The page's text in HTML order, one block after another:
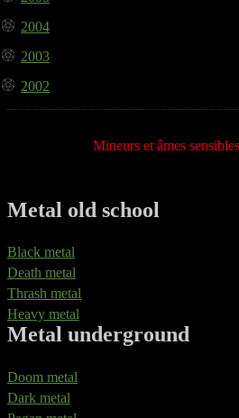
2004
2003
2002
Mineurs et âmes
Metal old school
Black metal
Death metal
Thrash metal
Heavy metal
Metal underground
Doom metal
Dark metal